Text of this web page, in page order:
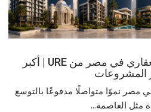
أفضل شركات التطوير العقاري في مصر من URE | أكبر
المشروعات
مصر نموًا متواصلًا مدفوعًا بالتوسع
مثل العاصمة...